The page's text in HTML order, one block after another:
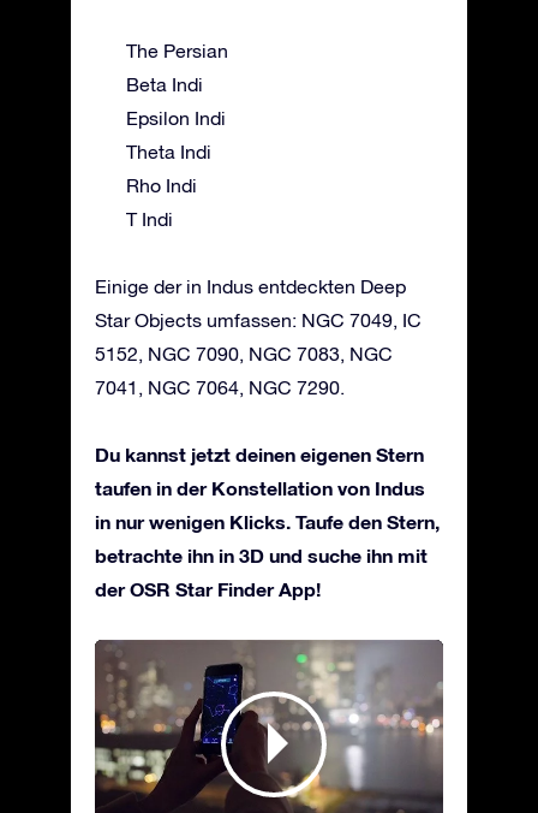
The Persian
Beta Indi
Epsilon Indi
Theta Indi
Rho Indi
T Indi
Einige der in Indus entdeckten Deep
Star Objects umfassen: NGC 7049, IC
5152, NGC 7090, NGC 7083, NGC
7041, NGC 7064, NGC 7290.
Du kannst jetzt deinen eigenen Stern
taufen in der Konstellation von Indus
in nur wenigen Klicks. Taufe den Stern,
betrachte ihn in 3D und suche ihn mit
der OSR Star Finder App!